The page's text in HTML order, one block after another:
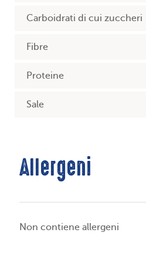
Carboidrati di cui zuccheri
Fibre
Proteine
Sale
Allergeni
Non contiene allergeni